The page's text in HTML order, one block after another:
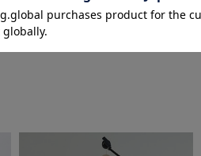
￥7,194
￥11,990